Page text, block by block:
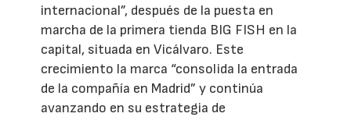
internacional”, después de la puesta en
marcha de la primera tienda BIG FISH en la
capital, situada en Vicálvaro. Este
crecimiento la marca “consolida la entrada
de la compañía en Madrid” y continúa
avanzando en su estrategia de